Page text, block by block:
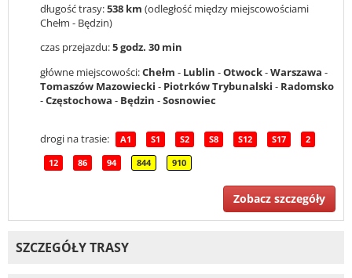
długość trasy:538 km (odległość między miejscowościami
Chełm - Będzin)
czas przejazdu:5 godz. 30 min
główne miejscowości:Chełm - Lublin -Otwock-Warszawa -
Tomaszów Mazowiecki - Piotrków Trybunalski - Radomsko
-Częstochowa - Będzin -Sosnowiec
drogi na trasie: A1 S1 S2 S8 S12 S17 2
12 86 94 844 910
Zobacz szczegóły
SZCZEGÓŁY TRASY